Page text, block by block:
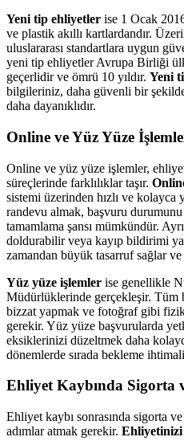
Yeni tip ehliyetler ise 1 Ocak
ve plastik akıllı kartlardandır.
uluslararası standartlara uygun
yeni tip ehliyetler Avrupa Birliği
geçerlidir ve ömrü 10 yıldır. Yeni
bilgileriniz, daha güvenli bir
daha dayanıklıdır.
Online ve Yüz Yüze
Online ve yüz yüze işlemler,
süreçlerinde farklılıklar taşır.
sistemi üzerinden hızlı ve kolayca
randevu almak, başvuru
tamamlama şansı mümkündür.
doldurabilir veya kayıp bildirimi
zamandan büyük tasarruf sağlar
Yüz yüze işlemler ise genellikle
Müdürlüklerinde gerçekleşir. Tüm
bizzat yapmak ve fotoğraf gibi
gerekir. Yüz yüze başvurularda
eksiklerinizi düzeltmek daha
dönemlerde sırada bekleme
Ehliyet Kaybında Sigorta
Ehliyet kaybı sonrasında sigorta
adımlar atmak gerekir.